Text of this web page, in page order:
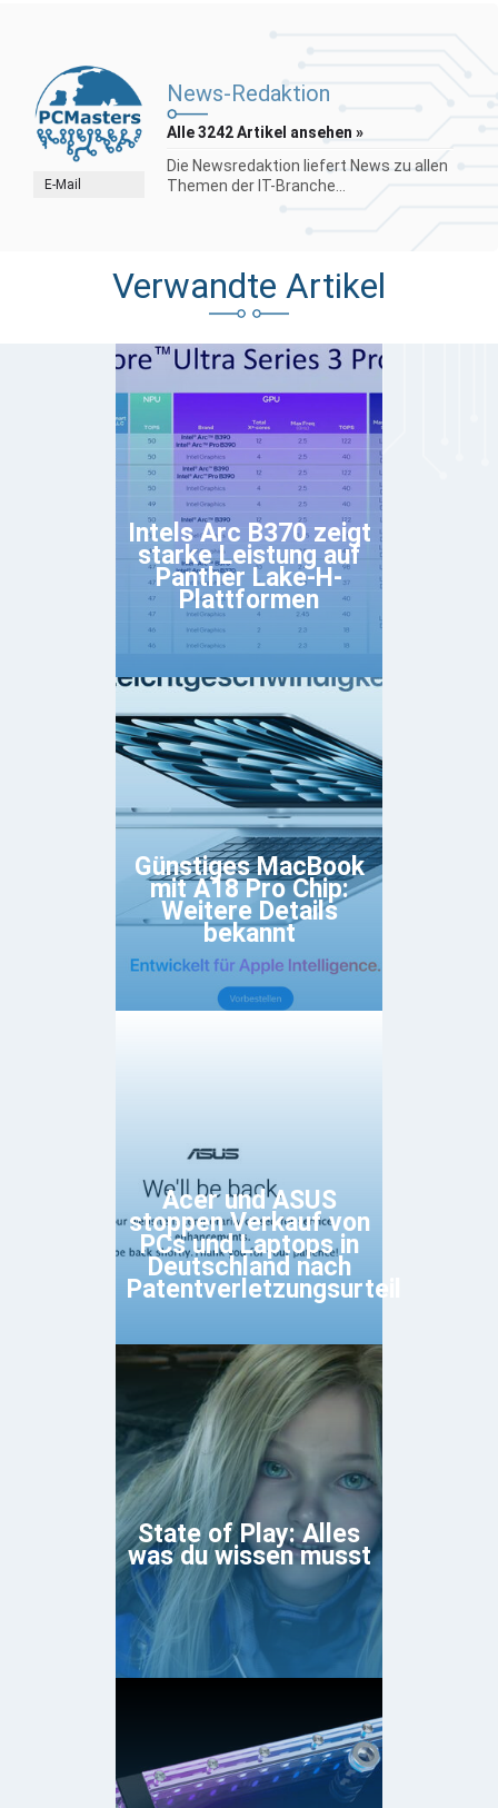
E-Mail
News-Redaktion
Alle 3242 Artikel ansehen »
Die Newsredaktion liefert News zu allen
Themen der IT-Branche...
Verwandte Artikel
Intels Arc B370 zeigt
starke Leistung auf
Panther Lake-H-
Plattformen
Günstiges MacBook
mit A18 Pro Chip:
Weitere Details
bekannt
Acer und ASUS
stoppen Verkauf von
PCs und Laptops in
Deutschland nach
Patentverletzungsurteil
State of Play: Alles
was du wissen musst